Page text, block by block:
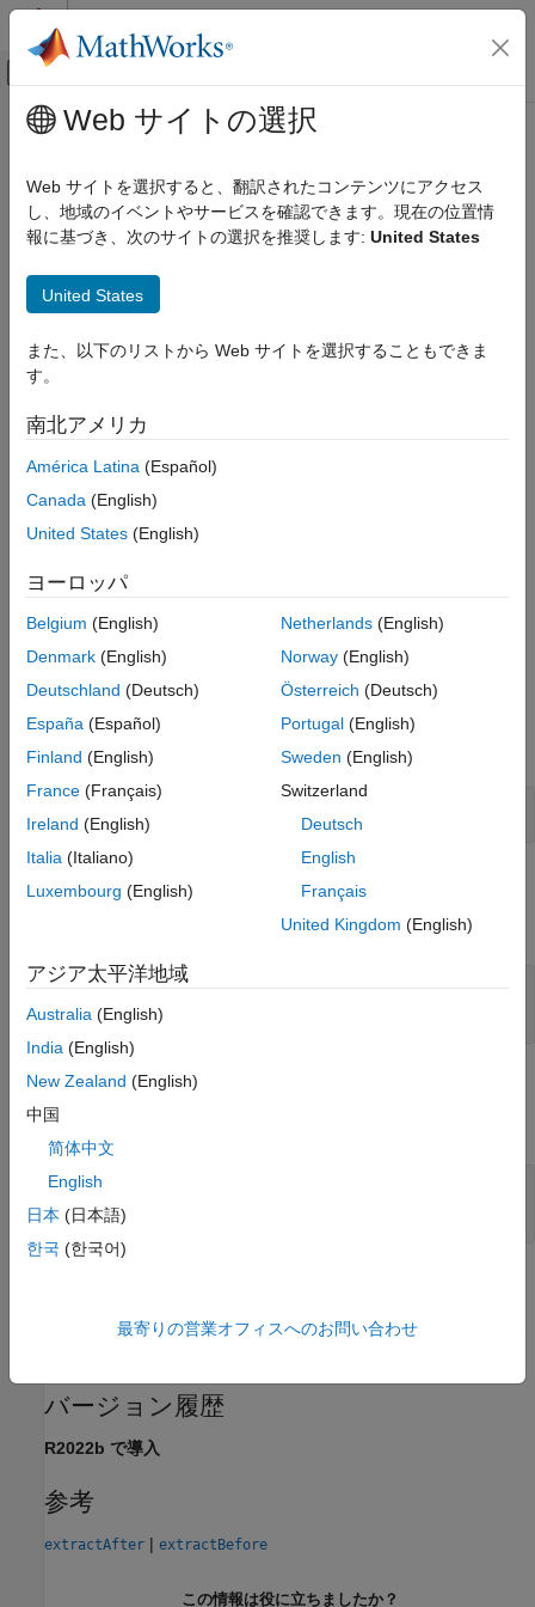
コンテンツへスキップ
オフキャンバス ナビゲーション メ
ドキュメンテーションのホーム
検証、妥当性確認、テスト
Requirements Toolbox
要件のモデル化と検証
plus, +
項目一覧
説明
例
入力引数
出力引数
バージョン履歴
メインコンテンツ
plus
Requirements Table ブロックで string を連結する
R2022b 以降
構文
newStr = str1 + str2
説明
newStr= plus(
す。
例
newStr= str1
実行方法です。
例
すべて展開する
文字列の連結
入力引数
str1,str2— 入力 string
string スカラー
出力引数
すべて展開する
newStr
string スカラー
この演算子ではSimulink.Busオブジェクト フィールドの使
バージョン履歴
R2022b で導入
参考
extractAfter | extractBefore
この情報は役に立ちましたか？
Web サイトの選択
Web サイトを選択すると、翻訳されたコンテンツにアクセス
し、地域のイベントやサービスを確認できます。現在の位置情
報に基づき、次のサイトの選択を推奨します: United States
United States
また、以下のリストから Web サイトを選択することもできま
す。
南北アメリカ
América Latina (Español)
Canada (English)
United States (English)
ヨーロッパ
Belgium (English)
Denmark (English)
Deutschland (Deutsch)
España (Español)
Finland (English)
France (Français)
Ireland (English)
Italia (Italiano)
Luxembourg (English)
Netherlands(English)
Norway(English)
Österreich (Deutsch)
Portugal(English)
Sweden (English)
Switzerland
Deutsch
English
Français
United Kingdom (English)
アジア太平洋地域
Australia (English)
India (English)
New Zealand (English)
中国
简体中文
English
日本 (日本語)
한국 (한국어)
最寄りの営業オフィスへのお問い合わせ